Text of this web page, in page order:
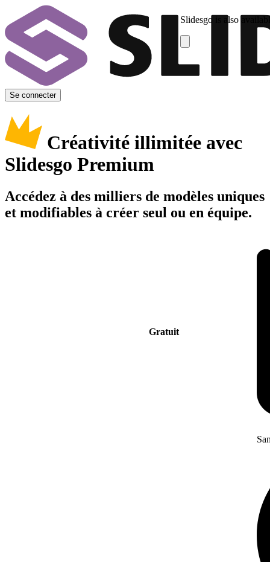
Slidesgo is also
Se connecter
Créativité illimitée avec
Slidesgo Premium
Accédez à des milliers de modèles uniques
et modifiables à créer seul ou en équipe.
Gratuit